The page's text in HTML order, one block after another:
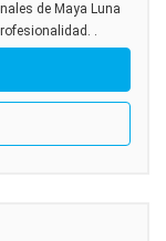
de Maya Luna
.